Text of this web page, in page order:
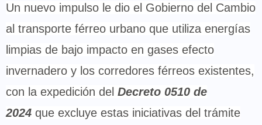
Un nuevo impulso le dio el Gobierno del Cambio
al transporte férreo urbano que utiliza energías
limpias de bajo impacto en gases efecto
invernadero y los corredores férreos existentes,
con la expedición del Decreto 0510 de
2024 que excluye estas iniciativas del trámite